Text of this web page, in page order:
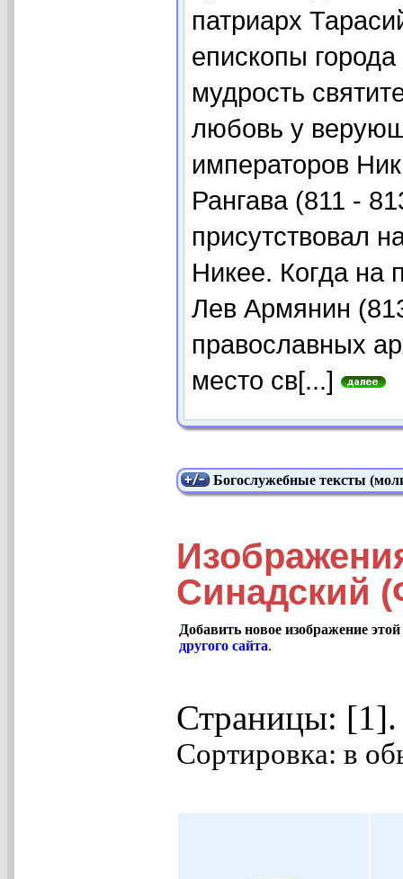
патриарх
епископы
мудрость
любовь у
императоров
Рангава (811 -
присутствовал
Никее. Когда на
Лев Армянин
православных
место св[...]
Богослужебные тексты
Синадский
Добавить новое изображение
другого сайта.
Страницы:
Сортировка: в